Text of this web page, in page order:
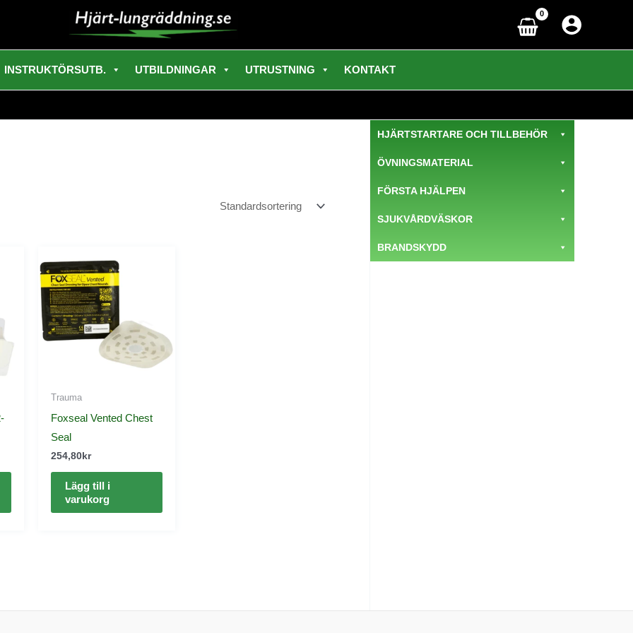
INSTRUKTÖRSUTB. UTBILDNINGAR UTRUSTNING KONTAKT
Trauma
Foxseal Vented Chest
Seal
254,80kr
Lägg till i
varukorg
HJÄRTSTARTARE OCH TILLBEHÖR
ÖVNINGSMATERIAL
FÖRSTA HJÄLPEN
SJUKVÅRDVÄSKOR
BRANDSKYDD